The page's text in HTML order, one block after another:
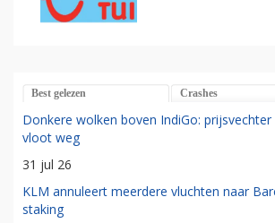
Best gelezen Crashes
Donkere wolken boven IndiGo:
vloot weg
31 jul 26
KLM annuleert meerdere vluchten naar
staking